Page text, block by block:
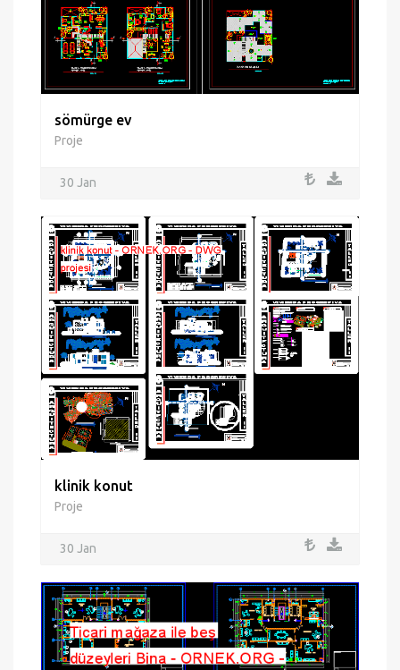
sömürge ev
Proje
30 Jan
klinik konut
Proje
30 Jan